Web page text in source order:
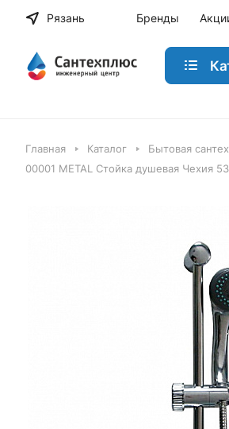
Рязань Бренды
Главная Каталог Бытовая
00001 METAL Стойка душевая Чехия